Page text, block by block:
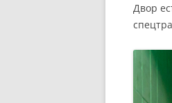
Двор